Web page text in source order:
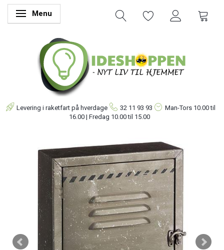
Skifte navigation
Menu
Levering i raketfart på hverdage 32 11 93 93 Man-Tors 10.00 til
16.00 | Fredag 10.00 til 15.00